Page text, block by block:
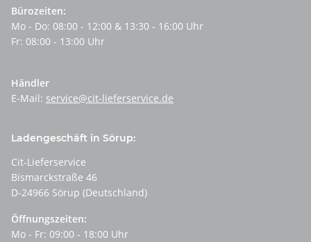
Bürozeiten:
Mo - Do: 08:00 - 12:00 & 13:30 - 16:00 Uhr
Fr: 08:00 - 13:00 Uhr
Händler
E-Mail: service@cit-lieferservice.de
Ladengeschäft in Sörup:
Cit-Lieferservice
Bismarckstraße 46
D-24966 Sörup (Deutschland)
Öffnungszeiten:
Mo - Fr: 09:00 - 18:00 Uhr